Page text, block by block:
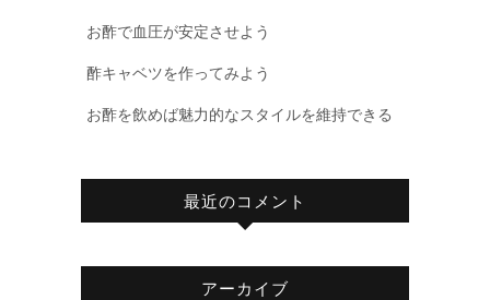
お酢で血圧が安定させよう
酢キャベツを作ってみよう
お酢を飲めば魅力的なスタイルを維持できる
最近のコメント
アーカイブ